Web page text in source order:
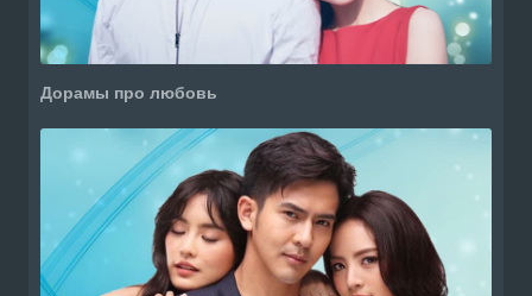
Дорамы про любовь